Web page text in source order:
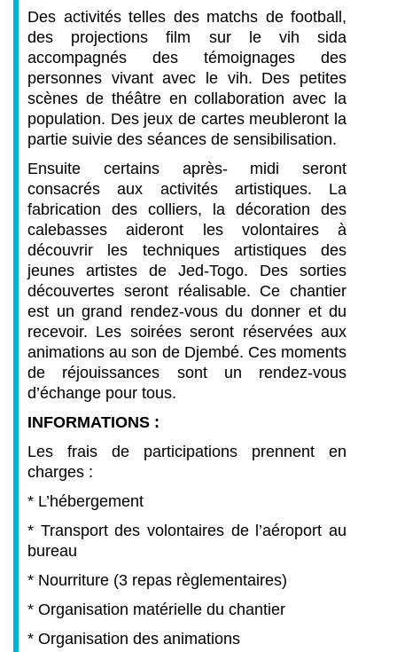
Des activités telles des matchs de football,
des projections film sur le vih sida
accompagnés des témoignages des
personnes vivant avec le vih. Des petites
scènes de théâtre en collaboration avec la
population. Des jeux de cartes meubleront la
partie suivie des séances de sensibilisation.
Ensuite certains après- midi seront
consacrés aux activités artistiques. La
fabrication des colliers, la décoration des
calebasses aideront les volontaires à
découvrir les techniques artistiques des
jeunes artistes de Jed-Togo. Des sorties
découvertes seront réalisable. Ce chantier
est un grand rendez-vous du donner et du
recevoir. Les soirées seront réservées aux
animations au son de Djembé. Ces moments
de réjouissances sont un rendez-vous
d’échange pour tous.
INFORMATIONS :
Les frais de participations prennent en
charges :
* L’hébergement
* Transport des volontaires de l’aéroport au
bureau
* Nourriture (3 repas règlementaires)
* Organisation matérielle du chantier
* Organisation des animations